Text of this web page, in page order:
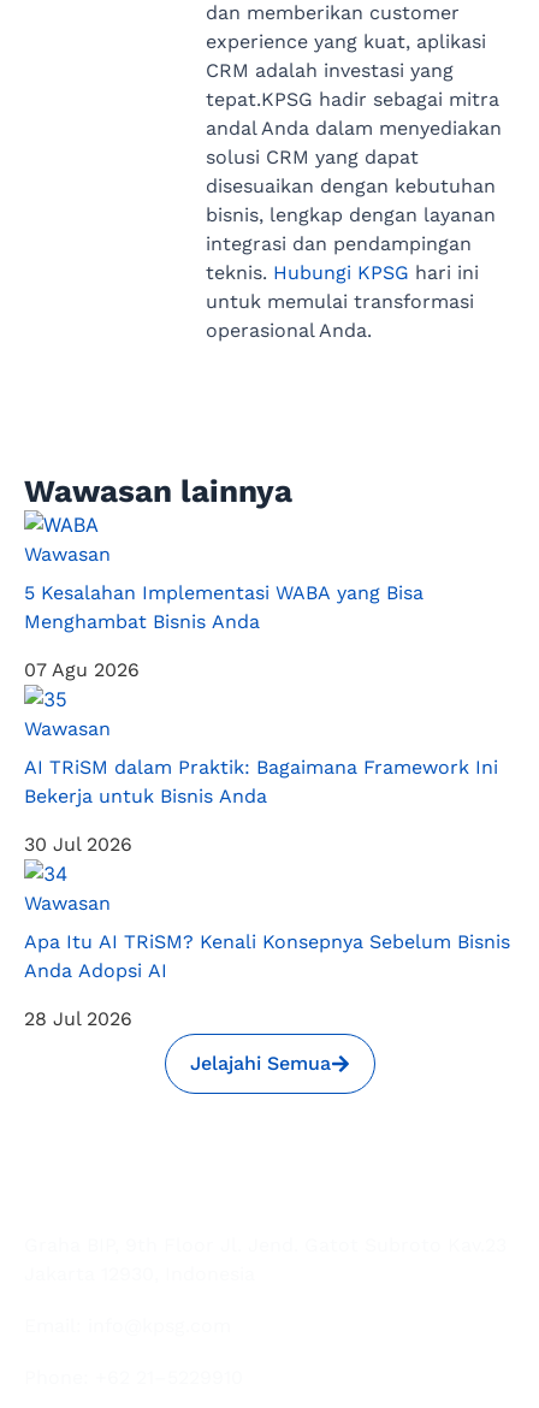
dan memberikan customer
experience yang kuat, aplikasi
CRM adalah investasi yang
tepat.KPSG hadir sebagai mitra
andal Anda dalam menyediakan
solusi CRM yang dapat
disesuaikan dengan kebutuhan
bisnis, lengkap dengan layanan
integrasi dan pendampingan
teknis. Hubungi KPSG hari ini
untuk memulai transformasi
operasional Anda.
Wawasan lainnya
Jelajahi Semua
Wawasan
5 Kesalahan Implementasi WABA yang Bisa
Menghambat Bisnis Anda
07 Agu 2026
Wawasan
AI TRiSM dalam Praktik: Bagaimana Framework Ini
Bekerja untuk Bisnis Anda
30 Jul 2026
Wawasan
Apa Itu AI TRiSM? Kenali Konsepnya Sebelum Bisnis
Anda Adopsi AI
28 Jul 2026